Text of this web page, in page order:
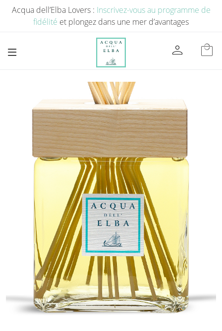
Acqua dell’Elba Lovers : Inscrivez-vous au programme de
fidélité et plongez dans une mer d’avantages
person local_mall